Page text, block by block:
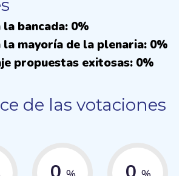
bancada: 0%
mayoría de la plenaria: 0%
propuestas exitosas: 0%
de las votaciones